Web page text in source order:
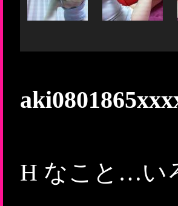
H なこと…い